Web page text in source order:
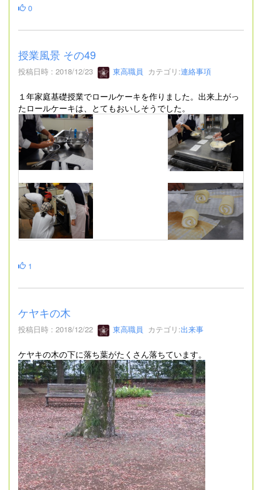
0
授業風景 その49
投稿日時 : 2018/12/23 東高職員 カテゴリ:連絡事項
１年家庭基礎授業でロールケーキを作りました。出来上がっ
たロールケーキは、とてもおいしそうでした。
1
ケヤキの木
投稿日時 : 2018/12/22 東高職員 カテゴリ:出来事
ケヤキの木の下に落ち葉がたくさん落ちています。